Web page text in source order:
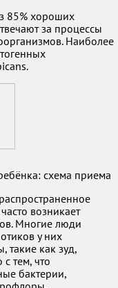
85% хороших
за процессы
Наиболее
схема приема
возникает
Многие люди
у них
такие как зуд,
тем, что
бактерии,